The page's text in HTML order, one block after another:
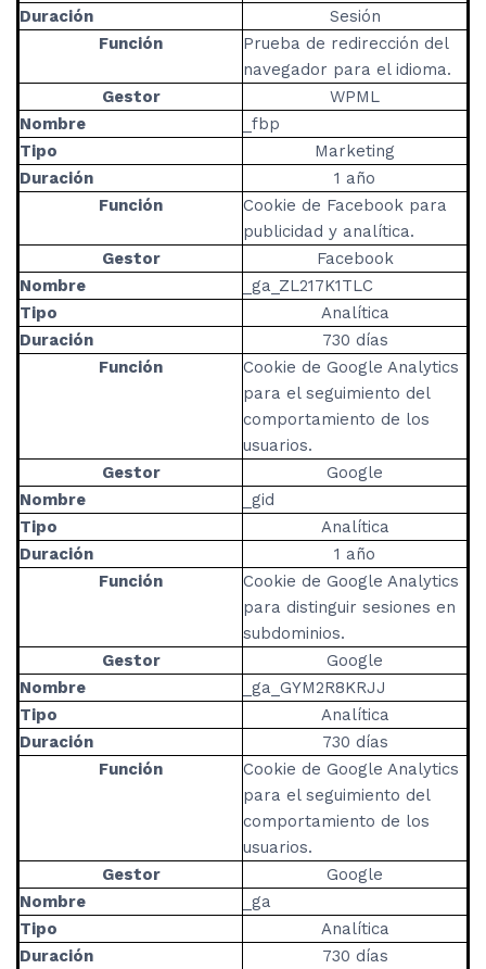
Duración
Sesión
Función
Prueba de redirección del
navegador para el idioma.
Gestor
WPML
Nombre
_fbp
Tipo
Marketing
Duración
1 año
Función
Cookie de Facebook para
publicidad y analítica.
Gestor
Facebook
Nombre
_ga_ZL217K1TLC
Tipo
Analítica
Duración
730 días
Función
Cookie de Google Analytics
para el seguimiento del
comportamiento de los
usuarios.
Gestor
Google
Nombre
_gid
Tipo
Analítica
Duración
1 año
Función
Cookie de Google Analytics
para distinguir sesiones en
subdominios.
Gestor
Google
Nombre
_ga_GYM2R8KRJJ
Tipo
Analítica
Duración
730 días
Función
Cookie de Google Analytics
para el seguimiento del
comportamiento de los
usuarios.
Gestor
Google
Nombre
_ga
Tipo
Analítica
Duración
730 días